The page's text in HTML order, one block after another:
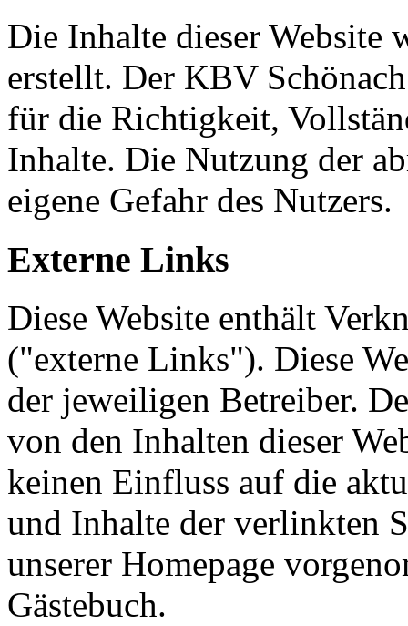
Die Inhalte dieser Website
erstellt. Der KBV
für die Richtigkeit,
Inhalte. Die Nutzung der
eigene Gefahr des Nutzers.
Externe Links
Diese Website enthält
("externe Links"). Diese
der jeweiligen Betreiber.
von den Inhalten dieser
keinen Einfluss auf die
und Inhalte der verlinkten
unserer Homepage
Gästebuch.